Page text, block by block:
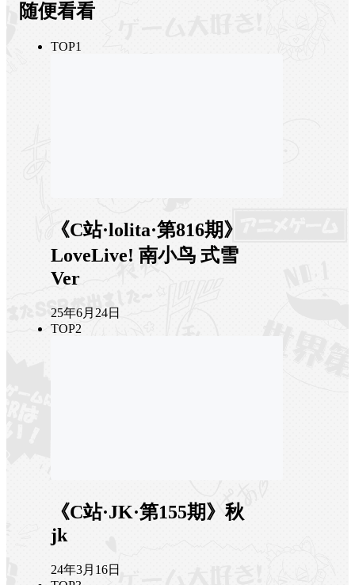
随便看看
TOP1
《C站·lolita·第816期》
LoveLive! 南小鸟 式雪
Ver
25年6月24日
TOP2
《C站·JK·第155期》秋
jk
24年3月16日